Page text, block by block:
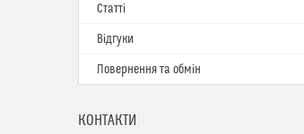
Статті
Відгуки
Повернення та обмін
КОНТАКТИ